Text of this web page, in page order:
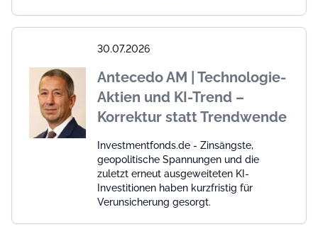
30.07.2026
Antecedo AM | Technologie-
Aktien und KI-Trend –
Korrektur statt Trendwende
Investmentfonds.de - Zinsängste,
geopolitische Spannungen und die
zuletzt erneut ausgeweiteten KI-
Investitionen haben kurzfristig für
Verunsicherung gesorgt.